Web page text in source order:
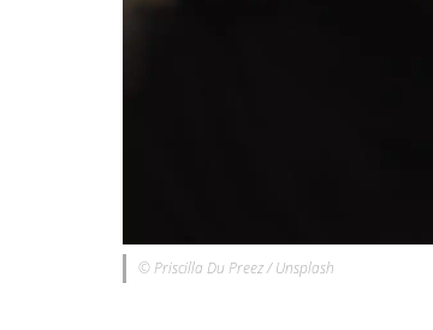
© Priscilla Du Preez / Unsplash